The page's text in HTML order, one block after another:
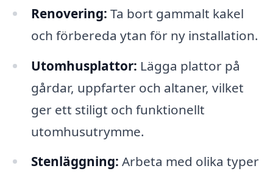
Renovering: Ta bort gammalt kakel
och förbereda ytan för ny installation.
Utomhusplattor: Lägga plattor på
gårdar, uppfarter och altaner, vilket
ger ett stiligt och funktionellt
utomhusutrymme.
Stenläggning: Arbeta med olika typer